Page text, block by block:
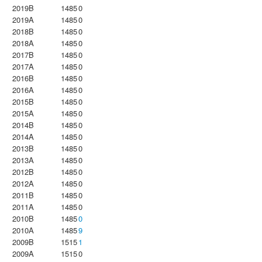
2019B
14850
2019A
14850
2018B
14850
2018A
14850
2017B
14850
2017A
14850
2016B
14850
2016A
14850
2015B
14850
2015A
14850
2014B
14850
2014A
14850
2013B
14850
2013A
14850
2012B
14850
2012A
14850
2011B
14850
2011A
14850
2010B
14850
2010A
14859
2009B
15151
2009A
15150